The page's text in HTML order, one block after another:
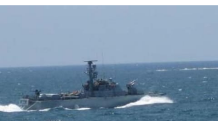
منوعات رياضة
كأس العالم